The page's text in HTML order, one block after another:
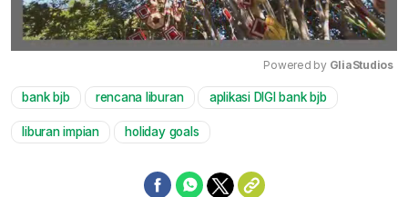
Mute
Powered by GliaStudios
bank bjb rencana liburan aplikasi DIGI bank bjb
liburan impian holiday goals